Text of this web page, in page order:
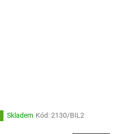
Skladem Kód:2130/BIL2